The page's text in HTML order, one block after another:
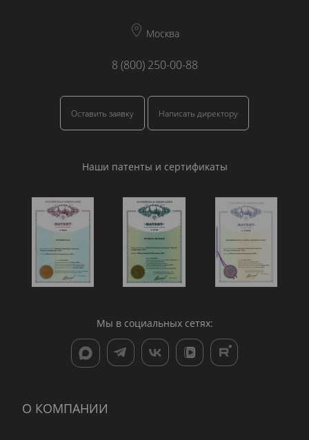
Москва
8 (800) 250-00-88
Оставить заявку Написать директору
Наши патенты и сертификаты
Мы в социальных сетях:
О КОМПАНИИ